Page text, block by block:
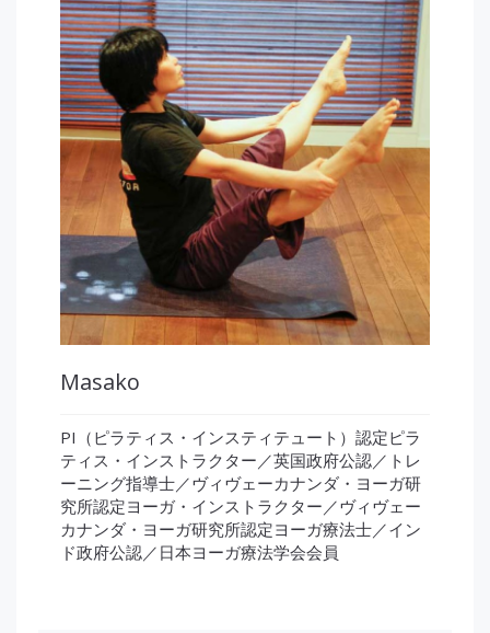
Masako
PI（ピラティス・インスティテュート）認定ピラ
ティス・インストラクター／英国政府公認／トレ
ーニング指導士／ヴィヴェーカナンダ・ヨーガ研
究所認定ヨーガ・インストラクター／ヴィヴェー
カナンダ・ヨーガ研究所認定ヨーガ療法士／イン
ド政府公認／日本ヨーガ療法学会会員